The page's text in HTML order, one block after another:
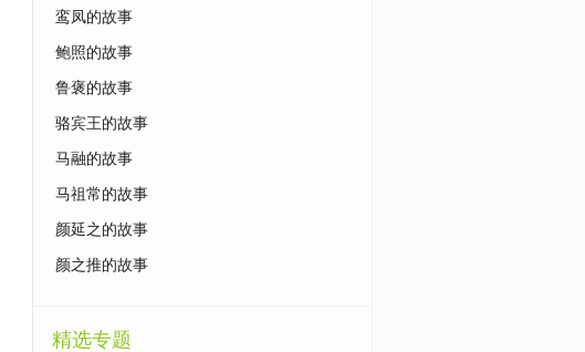
鸾凤的故事
鲍照的故事
鲁褒的故事
骆宾王的故事
马融的故事
马祖常的故事
颜延之的故事
颜之推的故事
精选专题